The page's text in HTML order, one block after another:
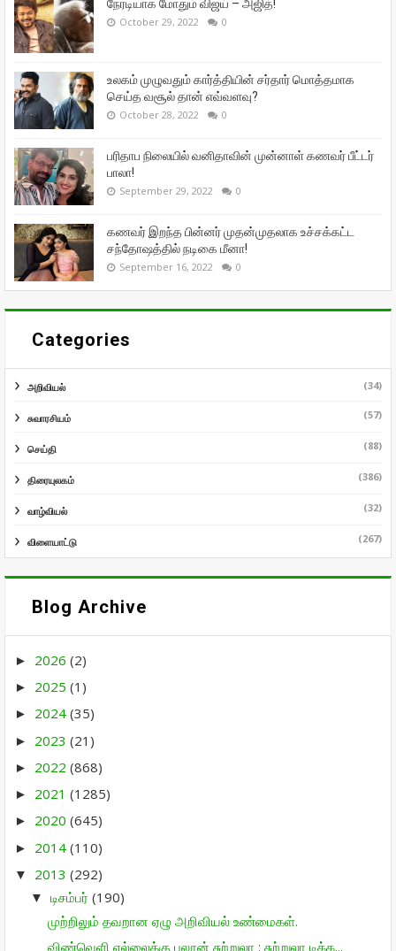
நேரடியாக மோதும் விஜய் – அஜித்!
October 29, 2022 0
உலகம் முழுவதும் கார்த்தியின் சர்தார் மொத்தமாக
செய்த வசூல் தான் எவ்வளவு?
October 28, 2022 0
பரிதாப நிலையில் வனிதாவின் முன்னாள் கணவர் பீட்டர்
பாலா!
September 29, 2022 0
கணவர் இறந்த பின்னர் முதன்முதலாக உச்சக்கட்ட
சந்தோஷத்தில் நடிகை மீனா!
September 16, 2022 0
Categories
அறிவியல் (34)
சுவாரசியம் (57)
செய்தி (88)
திரையுலகம் (386)
வாழ்வியல் (32)
விளையாட்டு (267)
Blog Archive
► 2026 (2)
► 2025 (1)
► 2024 (35)
► 2023 (21)
► 2022 (868)
► 2021 (1285)
► 2020 (645)
► 2014 (110)
▼ 2013 (292)
▼ டிசம்பர் (190)
முற்றிலும் தவறான ஏழு அறிவியல் உண்மைகள்.
விண்வெளி எல்லைக்கு பலூன் சுற்றுலா : சுற்றுலா டிக்க...